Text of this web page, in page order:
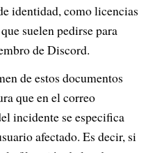
identidad, como licencias
suelen pedirse para
de Discord.
de estos documentos
que en el correo
incidente se especifica
afectado. Es decir, si